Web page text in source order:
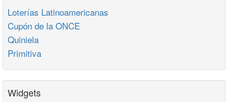
Loterías Latinoamericanas
Cupón de la ONCE
Quiniela
Primitiva
Widgets